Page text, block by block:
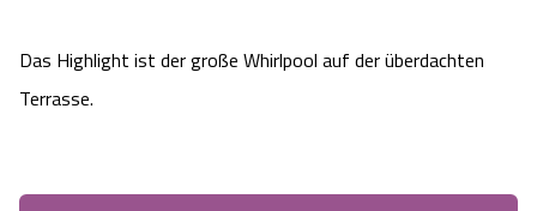
Das Highlight ist der große Whirlpool auf der überdachten
Terrasse.